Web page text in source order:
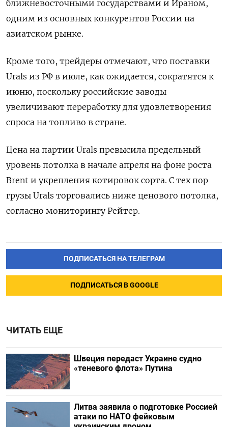
ближневосточными государствами и Ираном,
одним из основных конкурентов России на
азиатском рынке.
Кроме того, трейдеры отмечают, что поставки
Urals из РФ в июле, как ожидается, сократятся к
июню, поскольку российские заводы
увеличивают переработку для удовлетворения
спроса на топливо в стране.
Цена на партии Urals превысила предельный
уровень потолка в начале апреля на фоне роста
Brent и укрепления котировок сорта. С тех пор
грузы Urals торговались ниже ценового потолка,
согласно мониторингу Рейтер.
ПОДПИСАТЬСЯ НА ТЕЛЕГРАМ
ПОДПИСАТЬСЯ В GOOGLE
ЧИТАТЬ ЕЩЕ
Швеция передаст Украине судно
«теневого флота» Путина
Литва заявила о подготовке Россией
атаки по НАТО фейковым